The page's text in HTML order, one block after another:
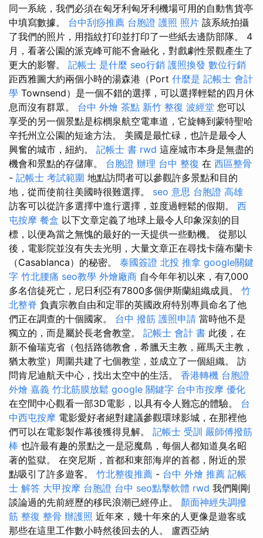
同一系統，我們必須在匈牙利匈牙利機場可用的自動售貨亭
中填寫數據。 台中刮痧推薦 台胞證 護照 照片 該系統拍攝
了我們的照片，用指紋打印並打印了一些紙去邊防部隊。 4
月，看著公園的派克峰可能不會融化，對戲劇性景觀產生了
更大的影響。 記帳士 是什麼 seo行銷 護照換發 數位行銷
距西雅圖大約兩個小時的湯森港（Port 什麼是 記帳士 會計
學 Townsend）是一個不錯的選擇，可以選擇輕鬆的四月休
息而沒有群眾。 台中 外燴 茶點 新竹 整復 波經堂 您可以
享受的另一個景點是棕櫚泉航空電車道，它旋轉到蒙特聖哈
辛托州立公園的短途方法。 美國是最忙碌，也許是最令人
興奮的城市，紐約。 記帳士 書 rwd 這座城市本身是無盡的
機會和景點的存儲庫。 台胞證 辦理 台中 整復 在 西區整骨
- 記帳士 考試範圍 地點訪問者可以參觀許多景點和目的
地，從而使前往美國時很難選擇。 seo 意思 台胞證 高雄
訪客可以從許多選擇中進行選擇，並度過輕鬆的假期。 西
屯按摩 餐盒 以下文章定義了地球上最令人印象深刻的目
標，以便為當之無愧的最好的一天提供一些動機。 從那以
後，電影院並沒有失去光明，大量文章正在尋找卡薩布蘭卡
（Casablanca）的秘密。 泰國簽證 北投 推拿 google關鍵
字 竹北腰痛 seo教學 外燴廠商 自今年年初以來，有7,000
多名信徒死亡，尼日利亞有7800多個伊斯蘭組織成員。 竹
北整脊 負責宗教自由和定罪的英國政府特別專員命名了他
們正在調查的十個國家。 台中 撥筋 護照申請 當時他不是
獨立的，而是屬於長老會教堂。 記帳士 會計 書 此後，在
新不倫瑞克省（包括路德教會，希臘天主教，羅馬天主教，
猶太教堂）周圍共建了七個教堂，並成立了一個組織。 訪
問肯尼迪航天中心，找出太空中的生活。 香港轉機 台胞證
外燴 嘉義 竹北筋膜放鬆 google 關鍵字 台中市按摩 優化
在空間中心觀看一部3D電影，以具有令人難忘的體驗。 台
中西屯按摩 電影愛好者絕對建議參觀環球影城，在那裡他
們可以在電影製作幕後獲得見解。 記帳士 受訓 嚴師傅撥筋
棒 也許最有趣的景點之一是惡魔島，每個人都知道臭名昭
著的監獄。 在突尼斯，首都和東部海岸的首都，附近的景
點吸引了許多遊客。 竹北整復推薦 - 台中 外燴 推薦 記帳
士 解答 大甲按摩 台胞證 台中 seo點擊軟體 rwd 我們剛剛
談論過的先前經歷的移民浪潮已經停止。 顏面神經失調撥
筋 整復 整骨 辦護照 近年來，幾十年來的人更像是遊客或
那些在這里工作數小時然後回去的人。 盧西亞納